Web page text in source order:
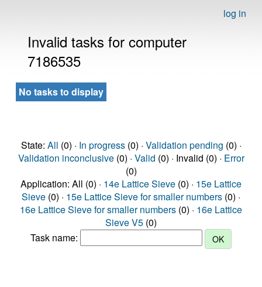
log in
Invalid tasks for computer
7186535
No tasks to display
State: All (0) · In progress(0) · Validation pending (0) ·
Validation inconclusive(0) · Valid (0) · Invalid (0) · Error
(0)
Application: All (0) · 14e Lattice Sieve (0) · 15e Lattice
Sieve (0) · 15e Lattice Sieve for smaller numbers (0) ·
16e Lattice Sieve for smaller numbers (0) · 16e Lattice
Sieve V5 (0)
Task name: